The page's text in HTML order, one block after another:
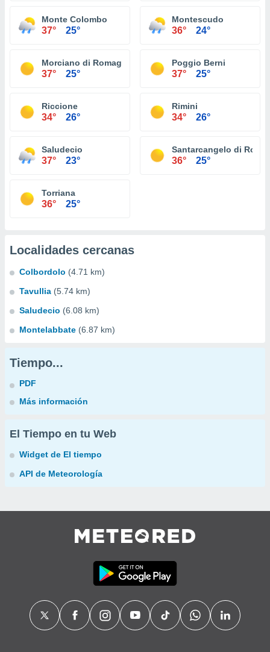
Monte Colombo
37° 25°
Montescudo
36° 24°
Morciano di Romagna
37° 25°
Poggio Berni
37° 25°
Riccione
34° 26°
Rimini
34° 26°
Saludecio
37° 23°
Santarcangelo di
36° 25°
Torriana
36° 25°
Localidades cercanas
Colbordolo (4.71 km)
Tavullia (5.74 km)
Saludecio (6.08 km)
Montelabbate (6.87 km)
Tiempo...
PDF
Más información
El Tiempo en tu Web
Widget de El tiempo
API de Meteorología